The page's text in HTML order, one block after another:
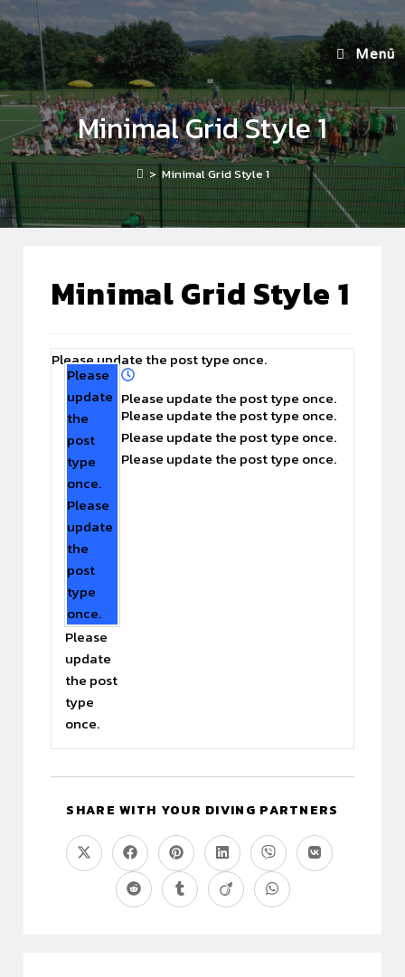
Menü
Minimal Grid Style 1
> Minimal Grid Style 1
Minimal Grid Style 1
Please update the post type once.
Please
update
the
post
type
once.
Please
update
the
post
type
once.
Please
update
the post
type
once.
Please update the post type once.
Please update the post type once.
Please update the post type once.
Please update the post type once.
SHARE WITH YOUR DIVING PARTNERS